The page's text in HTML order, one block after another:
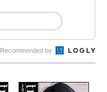
Recommended by